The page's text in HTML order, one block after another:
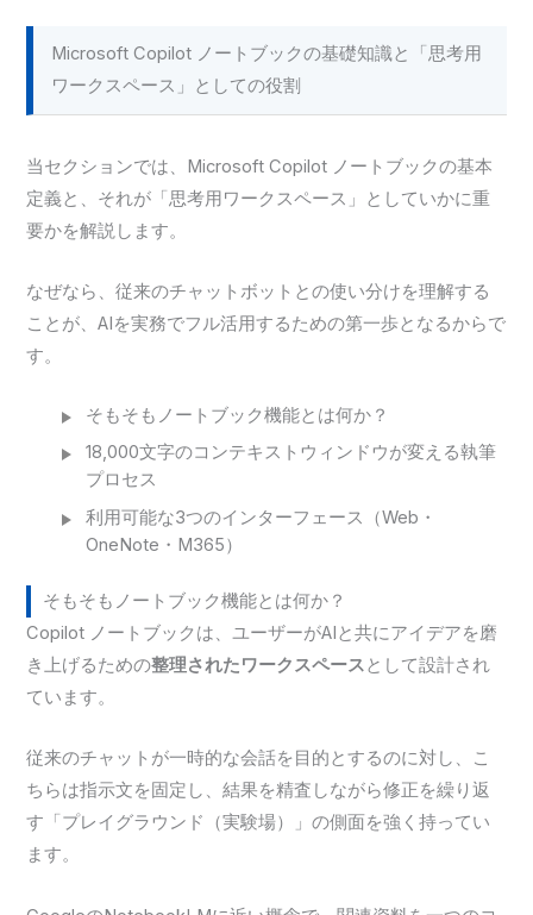
Microsoft Copilot ノートブックの基礎知識と「思考用
ワークスペース」としての役割
当セクションでは、Microsoft Copilot ノートブックの基本
定義と、それが「思考用ワークスペース」としていかに重
要かを解説します。
なぜなら、従来のチャットボットとの使い分けを理解する
ことが、AIを実務でフル活用するための第一歩となるからで
す。
そもそもノートブック機能とは何か？
18,000文字のコンテキストウィンドウが変える執筆
プロセス
利用可能な3つのインターフェース（Web・
OneNote・M365）
そもそもノートブック機能とは何か？
Copilot ノートブックは、ユーザーがAIと共にアイデアを磨
き上げるための整理されたワークスペースとして設計され
ています。
従来のチャットが一時的な会話を目的とするのに対し、こ
ちらは指示文を固定し、結果を精査しながら修正を繰り返
す「プレイグラウンド（実験場）」の側面を強く持ってい
ます。